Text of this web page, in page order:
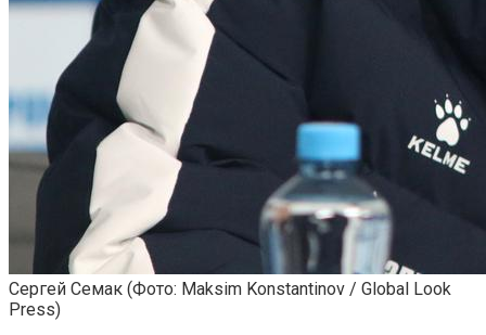
Сергей Семак (Фото: Maksim Konstantinov / Global Look
Press)